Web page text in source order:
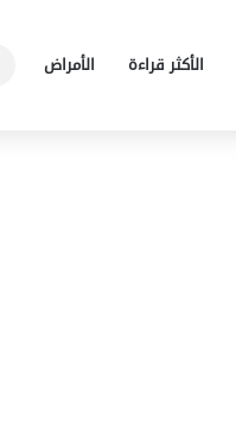
الأكثر قراءة الأمراض